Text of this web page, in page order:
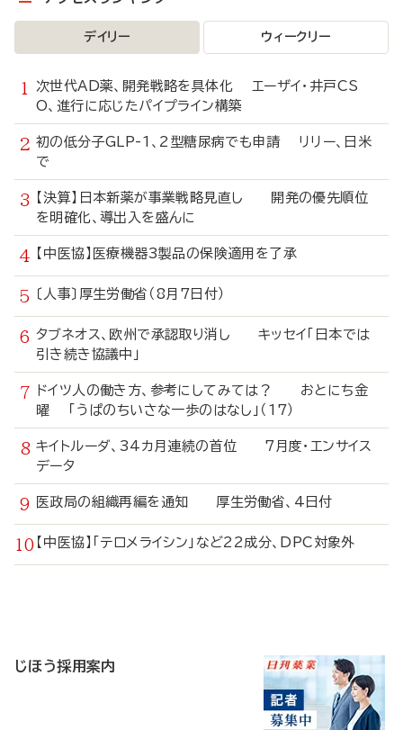
デイリー ウィークリー
次世代AD薬、開発戦略を具体化 エーザイ・井戸CS
O、進行に応じたパイプライン構築
初の低分子GLP-1、2型糖尿病でも申請 リリー、日米
で
【決算】日本新薬が事業戦略見直し 開発の優先順位
を明確化、導出入を盛んに
【中医協】医療機器3製品の保険適用を了承
〔人事〕厚生労働省（8月7日付）
タブネオス、欧州で承認取り消し キッセイ「日本では
引き続き協議中」
ドイツ人の働き方、参考にしてみては？ おとにち金
曜 「うぱのちいさな一歩のはなし」（17）
キイトルーダ、34カ月連続の首位 7月度・エンサイス
データ
医政局の組織再編を通知 厚生労働省、4日付
【中医協】「テロメライシン」など22成分、DPC対象外
じほう採用案内